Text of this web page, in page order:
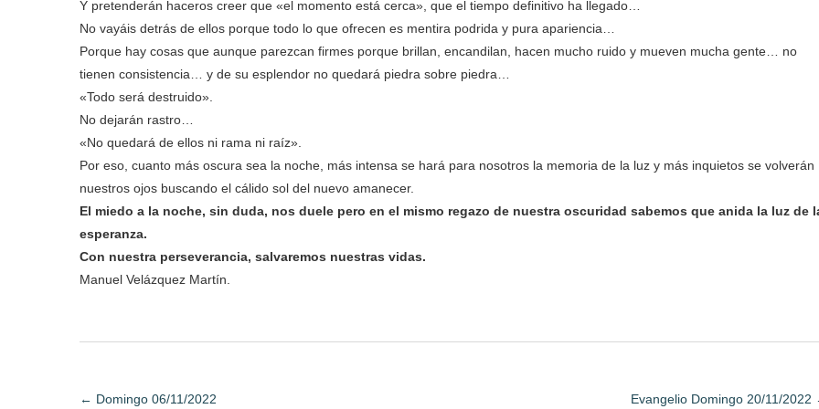
Y pretenderán haceros creer que «el momento está cerca», que el tiempo definitivo ha llegado…
No vayáis detrás de ellos porque todo lo que ofrecen es mentira podrida y pura apariencia…
Porque hay cosas que aunque parezcan firmes porque brillan, encandilan, hacen mucho ruido y mueven mucha gente… no
tienen consistencia… y de su esplendor no quedará piedra sobre piedra…
«Todo será destruido».
No dejarán rastro…
«No quedará de ellos ni rama ni raíz».
Por eso, cuanto más oscura sea la noche, más intensa se hará para nosotros la memoria de la luz y más inquietos se volverán
nuestros ojos buscando el cálido sol del nuevo amanecer.
El miedo a la noche, sin duda, nos duele pero en el mismo regazo de nuestra oscuridad sabemos que anida la luz de
esperanza.
Con nuestra perseverancia, salvaremos nuestras vidas.
Manuel Velázquez Martín.
← Domingo 06/11/2022 Evangelio Domingo 20/11/2022